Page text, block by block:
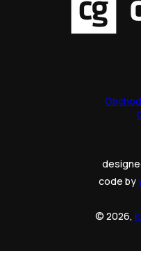
code by
© 2026,